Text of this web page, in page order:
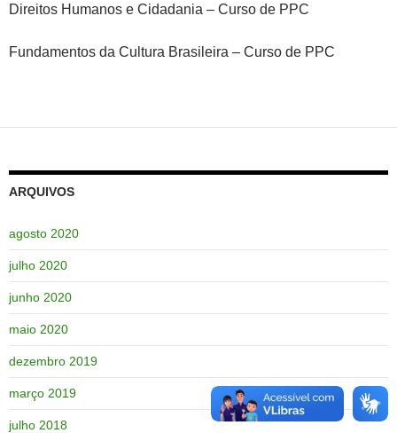
Direitos Humanos e Cidadania – Curso de PPC
Fundamentos da Cultura Brasileira – Curso de PPC
ARQUIVOS
agosto 2020
julho 2020
junho 2020
maio 2020
dezembro 2019
março 2019
julho 2018